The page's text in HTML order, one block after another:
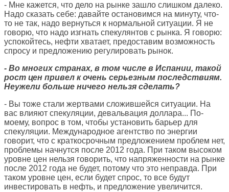
- Мне кажется, что дело на рынке зашло слишком далеко.
Надо сказать себе: давайте остановимся на минуту, что-
то не так, надо вернуться к нормальной ситуации. Я не
говорю, что надо изгнать спекулянтов с рынка. Я говорю:
успокойтесь, нефти хватает, предоставим возможность
спросу и предложению регулировать рынок.
- Во многих странах, в том числе в Испании, такой
рост цен привел к очень серьезным последствиям.
Неужели больше ничего нельзя сделать?
- Вы тоже стали жертвами сложившейся ситуации. На
вас влияют спекуляции, девальвация доллара... По-
моему, вопрос в том, чтобы установить барьер для
спекуляции. Международное агентство по энергии
говорит, что с краткосрочным предложением проблем нет,
проблемы начнутся после 2012 года. При таком высоком
уровне цен нельзя говорить, что напряженности на рынке
после 2012 года не будет, потому что это неправда. При
таком уровне цен, если будет спрос, то все будут
инвестировать в нефть, и предложение увеличится.